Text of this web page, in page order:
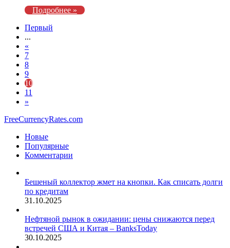
Подробнее »
Первый
...
«
7
8
9
10
11
»
FreeCurrencyRates.com
Новые
Популярные
Комментарии
Бешеный коллектор жмет на кнопки. Как списать долги
по кредитам
31.10.2025
Нефтяной рынок в ожидании: цены снижаются перед
встречей США и Китая – BanksToday
30.10.2025